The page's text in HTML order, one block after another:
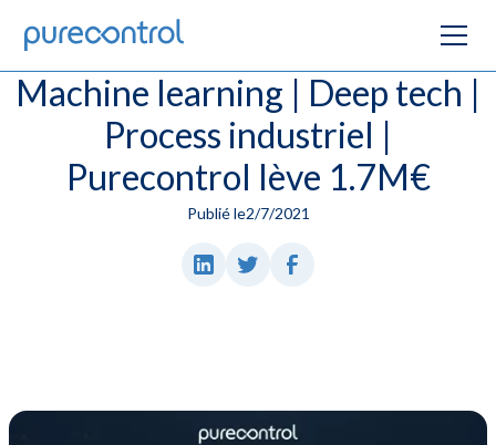
Machine learning | Deep tech |
Process industriel |
Purecontrol lève 1.7M€
Publié le2/7/2021